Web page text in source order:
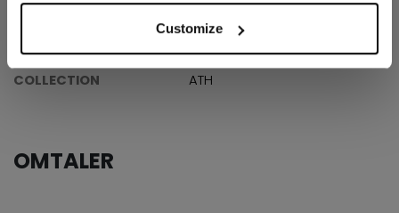
Customize
ID
FCR51A-YT
COLLECTION
ATH
OMTALER